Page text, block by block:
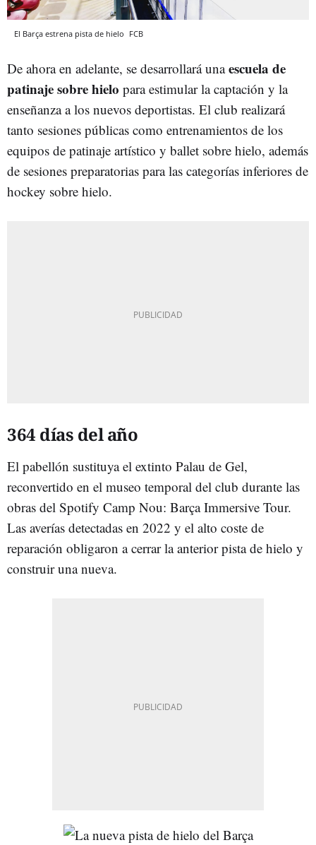
El Barça estrena pista de hielo FCB
De ahora en adelante, se desarrollará unaescuela de
patinaje sobre hielo para estimular la captación y la
enseñanza a los nuevos deportistas. El club realizará
tanto sesiones públicas como entrenamientos de los
equipos de patinaje artístico y ballet sobre hielo, además
de sesiones preparatorias para las categorías inferiores de
hockey sobre hielo.
364 días del año
El pabellón sustituya el extinto Palau de Gel,
reconvertido en el museo temporal del club durante las
obras del Spotify Camp Nou: Barça Immersive Tour.
Las averías detectadas en 2022 y el alto coste de
reparación obligaron a cerrar la anterior pista de hielo y
construir una nueva.